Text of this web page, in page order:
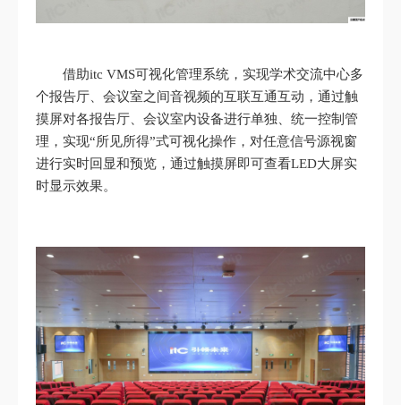
借助itc VMS可视化管理系统，实现学术交流中心多
个报告厅、会议室之间音视频的互联互通互动，通过触
摸屏对各报告厅、会议室内设备进行单独、统一控制管
理，实现“所见所得”式可视化操作，对任意信号源视窗
进行实时回显和预览，通过触摸屏即可查看LED大屏实
时显示效果。